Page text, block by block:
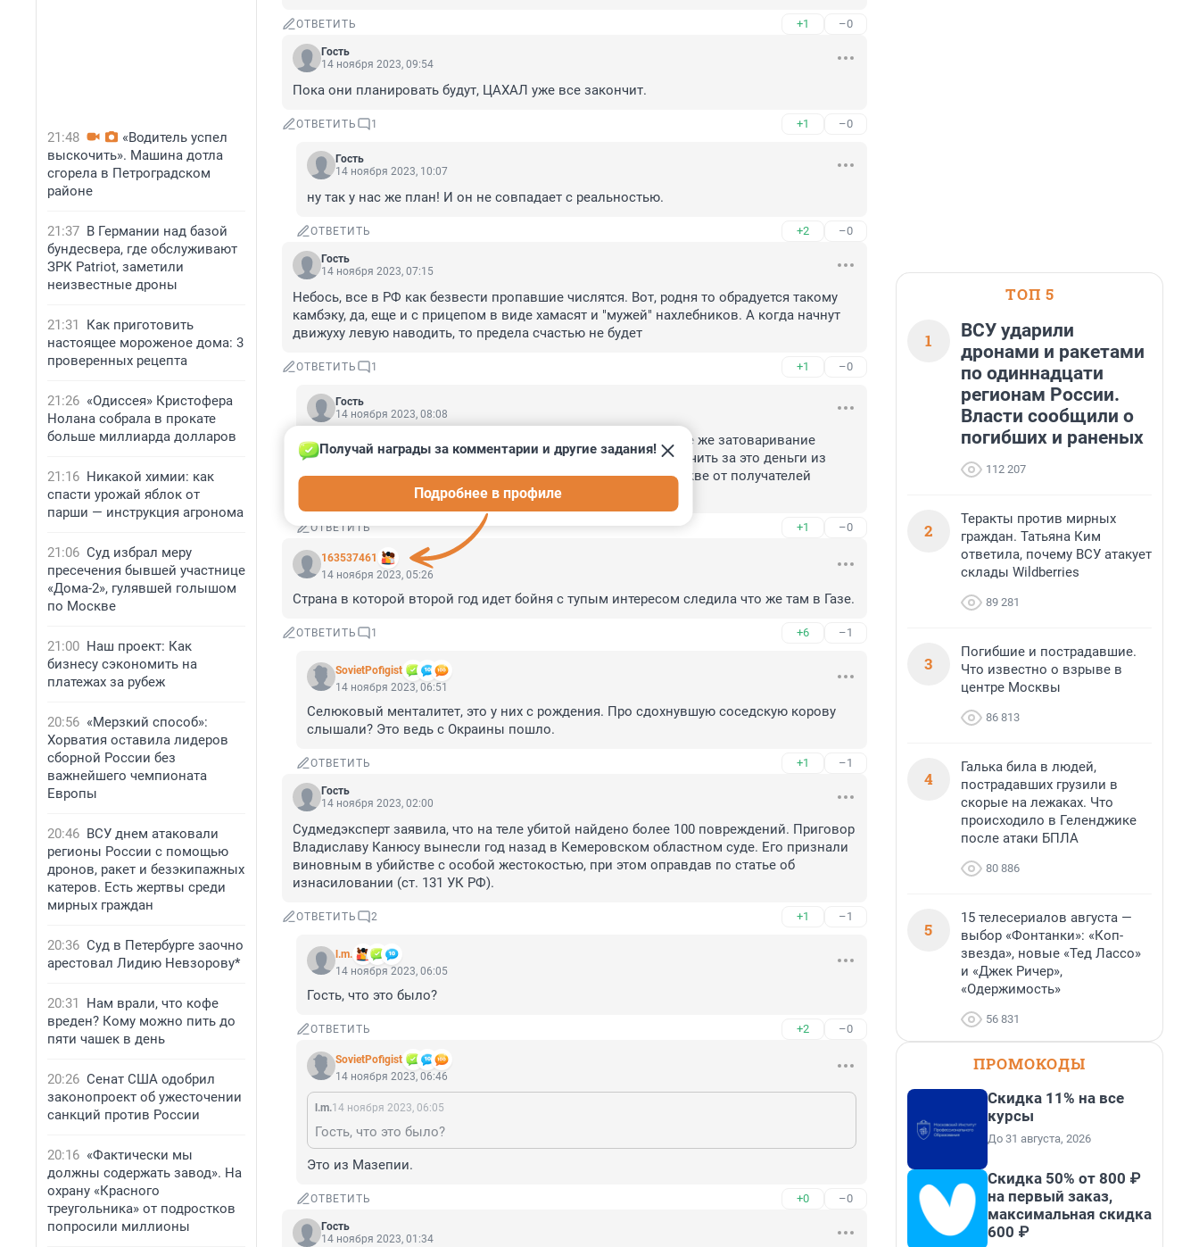
21:48
«Водитель успел
выскочить». Машина дотла
сгорела в Петроградском
районе
21:37 В Германии над базой
бундесвера, где обслуживают
ЗРК Patriot, заметили
неизвестные дроны
21:31
Как приготовить
настоящее мороженое дома: 3
проверенных рецепта
21:26 «Одиссея» Кристофера
Нолана собрала в прокате
больше миллиарда долларов
21:16 Никакой химии: как
спасти урожай яблок от
парши — инструкция агронома
21:06 Суд избрал меру
пресечения бывшей участнице
«Дома-2», гулявшей голышом
по Москве
21:00 Наш проект: Как
бизнесу сэкономить на
платежах за рубеж
20:56 «Мерзкий способ»:
Хорватия оставила лидеров
сборной России без
важнейшего чемпионата
Европы
20:46 ВСУ днем атаковали
регионы России с помощью
дронов, ракет и безэкипажных
катеров. Есть жертвы среди
мирных граждан
20:36 Суд в Петербурге заочно
арестовал Лидию Невзорову*
20:31
Нам врали, что кофе
вреден? Кому можно пить до
пяти чашек в день
20:26 Сенат США одобрил
законопроект об ужесточении
санкций против России
20:16 «Фактически мы
должны содержать завод». На
охрану «Красного
треугольника» от подростков
попросили миллионы
ОТВЕТИТЬ +1 –0
Гость
14 ноября 2023, 09:54
Пока они планировать будут, ЦАХАЛ уже все закончит.
ОТВЕТИТЬ 1 +1 –0
Гость
14 ноября 2023, 10:07
ну так у нас же план! И он не совпадает с реальностью.
ОТВЕТИТЬ +2 –0
Гость
14 ноября 2023, 07:15
Небось, все в РФ как безвести пропавшие числятся. Вот, родня то обрадуется такому
камбэку, да, еще и с прицепом в виде хамасят и "мужей" нахлебников. А когда начнут
движуху левую наводить, то предела счастью не будет
ОТВЕТИТЬ 1 +1 –0
Гость
14 ноября 2023, 08:08
Им, скорее, обрадуются московские застройщики. На рынке же затоваривание
давно, так что выделить бетонометры "бедненьким" и получить за это деньги из
бюджета вполне окейный вариант. И наплевать, что в Москве от получателей
разнообразных пособий и так дышать нечем.
ОТВЕТИТЬ +1 –0
163537461
Получай награды за комментарии и другие задания!
Подробнее в профиле
14 ноября 2023, 05:26
Страна в которой второй год идет бойня с тупым интересом следила что же там в Газе.
ОТВЕТИТЬ 1 +6 –1
SovietPofigist
14 ноября 2023, 06:51
Селюковый менталитет, это у них с рождения. Про сдохнувшую соседскую корову
слышали? Это ведь с Окраины пошло.
ОТВЕТИТЬ +1 –1
Гость
14 ноября 2023, 02:00
Судмедэксперт заявила, что на теле убитой найдено более 100 повреждений. Приговор
Владиславу Канюсу вынесли год назад в Кемеровском областном суде. Его признали
виновным в убийстве с особой жестокостью, при этом оправдав по статье об
изнасиловании (ст. 131 УК РФ).
ОТВЕТИТЬ 2 +1 –1
l.m.
14 ноября 2023, 06:05
Гость, что это было?
ОТВЕТИТЬ +2 –0
SovietPofigist
14 ноября 2023, 06:46
l.m.14 ноября 2023, 06:05
Гость, что это было?
Это из Мазепии.
ОТВЕТИТЬ +0 –0
Гость
14 ноября 2023, 01:34
ТОП 5
1
ВСУ ударили
дронами и ракетами
по одиннадцати
регионам России.
Власти сообщили о
погибших и раненых
112 207
2
Теракты против мирных
граждан. Татьяна Ким
ответила, почему ВСУ атакует
склады Wildberries
89 281
3
Погибшие и пострадавшие.
Что известно о взрыве в
центре Москвы
86 813
4
Галька била в людей,
пострадавших грузили в
скорые на лежаках. Что
происходило в Геленджике
после атаки БПЛА
80 886
5
15 телесериалов августа —
выбор «Фонтанки»: «Коп-
звезда», новые «Тед Лассо»
и «Джек Ричер»,
«Одержимость»
56 831
ПРОМОКОДЫ
Скидка 11% на все
курсы
До 31 августа, 2026
Скидка 50% от 800 ₽
на первый заказ,
максимальная скидка
600 ₽